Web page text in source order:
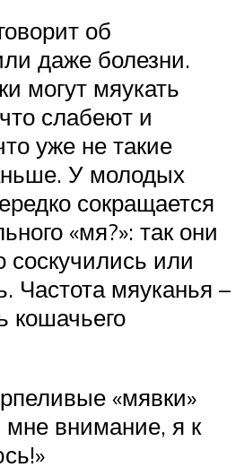
об
даже болезни.
могут мяукать
слабеют и
уже не такие
У молодых
сокращается
«мя?»: так они
или
Частота мяуканья –
кошачьего
«мявки»
мне внимание, я к